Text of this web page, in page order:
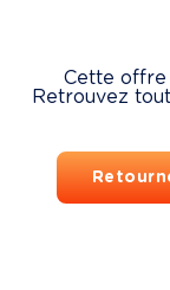
Cette
Retrouvez